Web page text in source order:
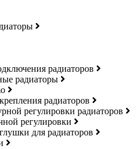
радиаторов
радиаторы
радиаторов
регулировки радиаторов
регулировки
для радиаторов